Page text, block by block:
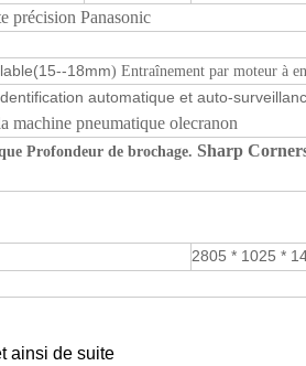
précision Panasonic
(15--18mm) Entraînement par moteur à
automatique et auto-
machine pneumatique olecranon
Profondeur de brochage. Sharp
2805 * 1025 *
ainsi de suite